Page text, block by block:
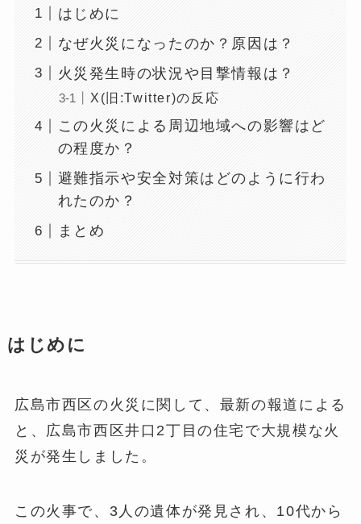
はじめに
なぜ火災になったのか？原因は？
火災発生時の状況や目撃情報は？
X(旧:Twitter)の反応
この火災による周辺地域への影響はど
の程度か？
避難指示や安全対策はどのように行わ
れたのか？
まとめ
はじめに
広島市西区の火災に関して、最新の報道による
と、広島市西区井口2丁目の住宅で大規模な火
災が発生しました。
この火事で、3人の遺体が発見され、10代から